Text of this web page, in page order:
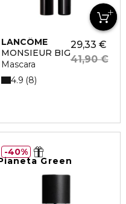
LANCÔME
MONSIEUR BIG
Mascara
29,33 €
41,90 €
4.9 8
Green
40%